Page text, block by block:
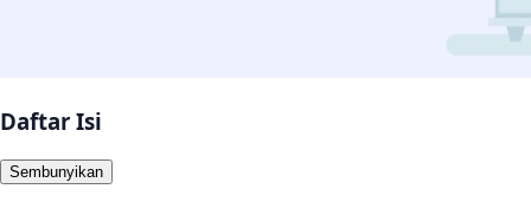
Daftar Isi
Sembunyikan